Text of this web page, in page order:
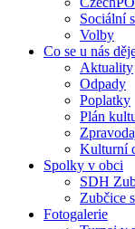
Sociální
Volby
Co se u nás
Aktuality
Odpady
Poplatky
Plán
Kulturní
Spolky v obci
SDH
Zubčice
Fotogalerie